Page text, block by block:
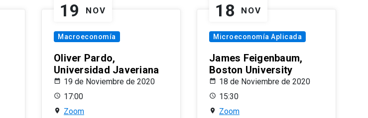
19 NOV
Macroeconomía
Oliver Pardo,
Universidad Javeriana
19 de Noviembre de 2020
17:00
Zoom
18 NOV
Microeconomía Aplicada
James Feigenbaum,
Boston University
18 de Noviembre de 2020
15:30
Zoom